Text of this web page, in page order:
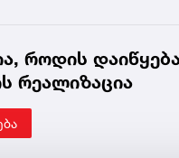
როდის
რეალიზაცია